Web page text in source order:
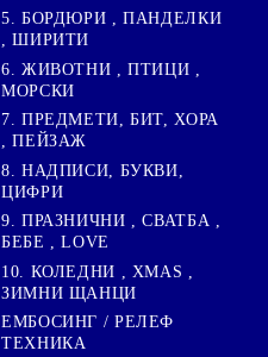
5. БОРДЮРИ , ПАНДЕЛКИ
, ШИРИТИ
6. ЖИВОТНИ , ПТИЦИ ,
МОРСКИ
7. ПРЕДМЕТИ, БИТ, ХОРА
, ПЕЙЗАЖ
8. НАДПИСИ, БУКВИ,
ЦИФРИ
9. ПРАЗНИЧНИ , СВАТБА ,
БЕБЕ , LOVE
10. КОЛЕДНИ , XMAS ,
ЗИМНИ ЩАНЦИ
ЕМБОСИНГ / РЕЛЕФ
ТЕХНИКА